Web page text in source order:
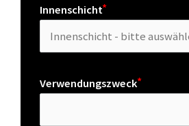
Innenschicht
Verwendungszweck